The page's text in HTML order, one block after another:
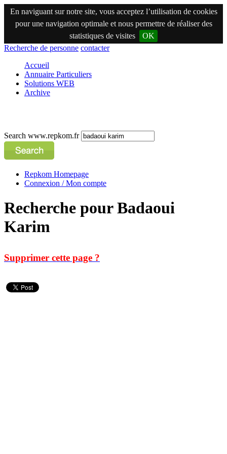
En naviguant sur notre site, vous acceptez l’utilisation de cookies
pour une navigation optimale et nous permettre de réaliser des
statistiques de visites
OK
Recherche de personne contacter
Accueil
Annuaire Particuliers
Solutions WEB
Archive
Search www.repkom.fr
Repkom Homepage
Connexion / Mon compte
Recherche pour Badaoui
Karim
Supprimer cette page ?